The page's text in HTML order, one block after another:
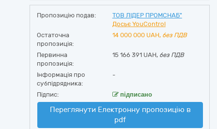
Пропозицію подав:
ТОВ ЛІДЕР ПРОМСНАБ"
Досьє YouControl
Остаточна
пропозиція:
14 000 000 UAH, без ПДВ
Первинна
пропозиція:
15 166 391 UAH, без ПДВ
Інформація про
субпідрядника:
-
Підпис: підписано
Переглянути Електронну пропозицію в
pdf